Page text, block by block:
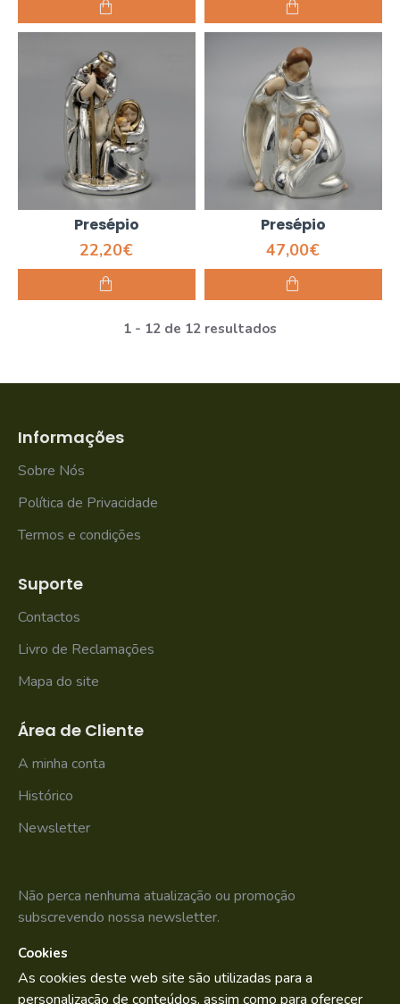
Presépio
22,20€
Presépio
47,00€
1 - 12 de 12 resultados
Informações
Sobre Nós
Política de Privacidade
Termos e condições
Suporte
Contactos
Livro de Reclamações
Mapa do site
Área de Cliente
A minha conta
Histórico
Newsletter
Não perca nenhuma atualização ou promoção
subscrevendo nossa newsletter.
Li e aceito osPolítica de Privacidade
Cookies
As cookies deste web site são utilizadas para a
personalização de conteúdos, assim como para oferecer